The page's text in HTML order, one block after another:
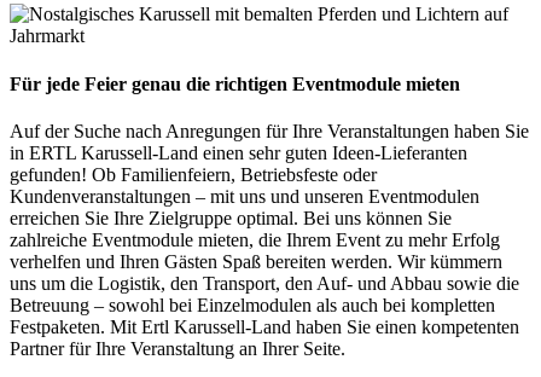
Für jede Feier genau die richtigen Eventmodule mieten
Auf der Suche nach Anregungen für Ihre Veranstaltungen haben Sie
in ERTL Karussell-Land einen sehr guten Ideen-Lieferanten
gefunden! Ob Familienfeiern, Betriebsfeste oder
Kundenveranstaltungen – mit uns und unseren Eventmodulen
erreichen Sie Ihre Zielgruppe optimal. Bei uns können Sie
zahlreiche Eventmodule mieten, die Ihrem Event zu mehr Erfolg
verhelfen und Ihren Gästen Spaß bereiten werden. Wir kümmern
uns um die Logistik, den Transport, den Auf- und Abbau sowie die
Betreuung – sowohl bei Einzelmodulen als auch bei kompletten
Festpaketen. Mit Ertl Karussell-Land haben Sie einen kompetenten
Partner für Ihre Veranstaltung an Ihrer Seite.